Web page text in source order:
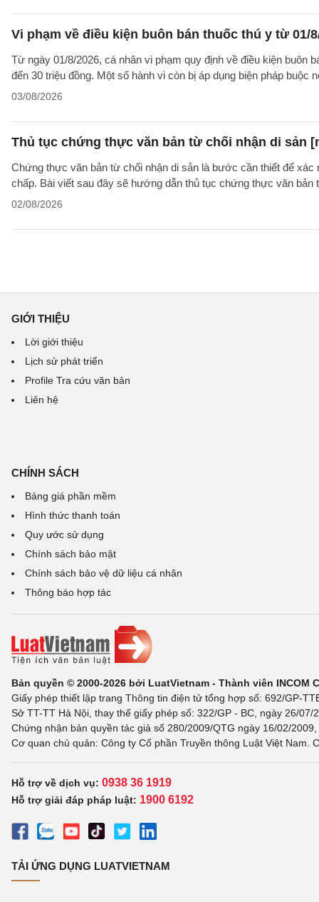
Vi phạm về điều kiện buôn bán thuốc thú y từ 01/
Từ ngày 01/8/2026, cá nhân vi phạm quy định về điều kiện buôn
đến 30 triệu đồng. Một số hành vi còn bị áp dụng biện pháp
03/08/2026
Thủ tục chứng thực văn bản từ chối nhận di sản
Chứng thực văn bản từ chối nhận di sản là bước cần thiết để
chấp. Bài viết sau đây sẽ hướng dẫn thủ tục chứng thực văn
02/08/2026
GIỚI THIỆU
Lời giới thiệu
Lịch sử phát triển
Profile Tra cứu văn bản
Liên hệ
CHÍNH SÁCH
Bảng giá phần mềm
Hình thức thanh toán
Quy ước sử dụng
Chính sách bảo mật
Chính sách bảo vệ dữ liệu cá nhân
Thông báo hợp tác
Bản quyền © 2000-2026 bởi LuatVietnam - Thành viên INCOM
Giấy phép thiết lập trang Thông tin điện tử tổng hợp số: 692/GP-
Sở TT-TT Hà Nội, thay thế giấy phép số: 322/GP - BC, ngày 26/
Chứng nhận bản quyền tác giả số 280/2009/QTG ngày 16/02/
Cơ quan chủ quản: Công ty Cổ phần Truyền thông Luật Việt Nam.
Hỗ trợ về dịch vụ: 0938 36 1919
Hỗ trợ giải đáp pháp luật: 1900 6192
TẢI ỨNG DỤNG LUATVIETNAM